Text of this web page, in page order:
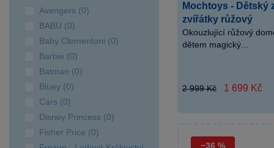
Avengers (0)
BABU (0)
Baby Clementoni (0)
Barbie (0)
Batman (0)
Bluey (0)
Cars (0)
Disney Princess (0)
Fisher Price (0)
Mochtoys - Dětský
zvířátky růžový
Okouzlující růžový
dětem magický...
2 999 Kč
1 699 Kč
−36 %